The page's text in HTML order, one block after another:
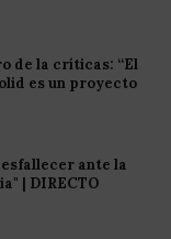
de la críticas: “El
es un proyecto
ante la
| DIRECTO